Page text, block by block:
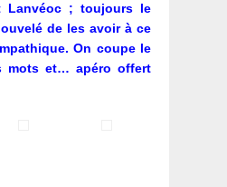
Lanvéoc ; toujours le
de les avoir à ce
On coupe le
mots et… apéro offert